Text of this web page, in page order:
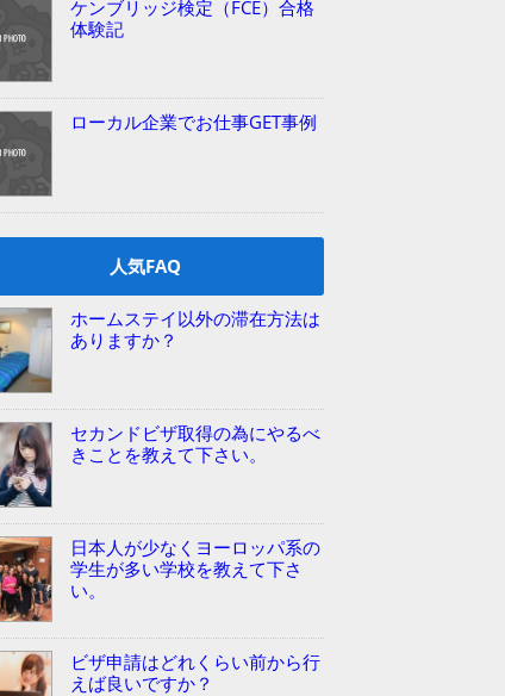
ケンブリッジ検定（FCE）合格
体験記
ローカル企業でお仕事GET事例
人気FAQ
ホームステイ以外の滞在方法は
ありますか？
セカンドビザ取得の為にやるべ
きことを教えて下さい。
日本人が少なくヨーロッパ系の
学生が多い学校を教えて下さ
い。
ビザ申請はどれくらい前から行
えば良いですか？